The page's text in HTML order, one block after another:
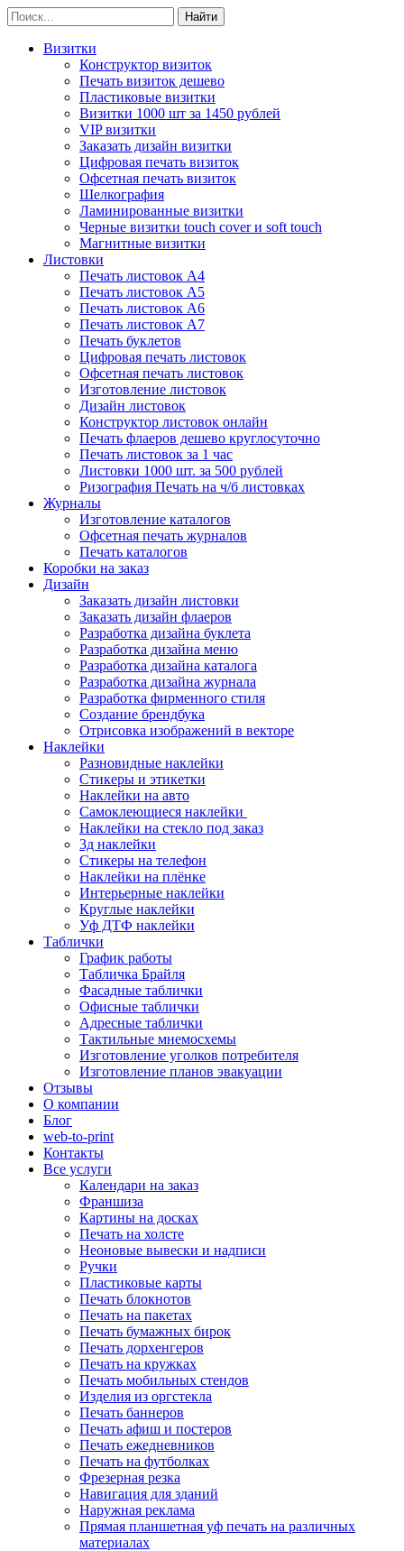
Визитки
Конструктор визиток
Печать визиток дешево
Пластиковые визитки
Визитки 1000 шт за 1450 рублей
VIP визитки
Заказать дизайн визитки
Цифровая печать визиток
Офсетная печать визиток
Шелкография
Ламинированные визитки
Черные визитки touch cover и soft touch
Магнитные визитки
Листовки
Печать листовок А4
Печать листовок А5
Печать листовок А6
Печать листовок А7
Печать буклетов
Цифровая печать листовок
Офсетная печать листовок
Изготовление листовок
Дизайн листовок
Конструктор листовок онлайн
Печать флаеров дешево круглосуточно
Печать листовок за 1 час
Листовки 1000 шт. за 500 рублей
Ризография Печать на ч/б листовках
Журналы
Изготовление каталогов
Офсетная печать журналов
Печать каталогов
Коробки на заказ
Дизайн
Заказать дизайн листовки
Заказать дизайн флаеров
Разработка дизайна буклета
Разработка дизайна меню
Разработка дизайна каталога
Разработка дизайна журнала
Разработка фирменного стиля
Создание брендбука
Отрисовка изображений в векторе
Наклейки
Разновидные наклейки
Стикеры и этикетки
Наклейки на авто
Самоклеющиеся наклейки
Наклейки на стекло под заказ
3д наклейки
Cтикеры на телефон
Наклейки на плёнке
Интерьерные наклейки
Круглые наклейки
Уф ДТФ наклейки
Таблички
График работы
Табличка Брайля
Фасадные таблички
Офисные таблички
Адресные таблички
Тактильные мнемосхемы
Изготовление уголков потребителя
Изготовление планов эвакуации
Отзывы
О компании
Блог
web-to-print
Контакты
Все услуги
Календари на заказ
Франшиза
Картины на досках
Печать на холсте
Неоновые вывески и надписи
Ручки
Пластиковые карты
Печать блокнотов
Печать на пакетах
Печать бумажных бирок
Печать дорхенгеров
Печать на кружках
Печать мобильных стендов
Изделия из оргстекла
Печать баннеров
Печать афиш и постеров
Печать ежедневников
Печать на футболках
Фрезерная резка
Навигация для зданий
Наружная реклама
Прямая планшетная уф печать на различных
материалах